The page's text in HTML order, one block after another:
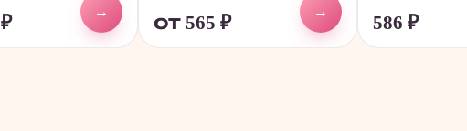
₽
→
от 565 ₽
→
586 ₽